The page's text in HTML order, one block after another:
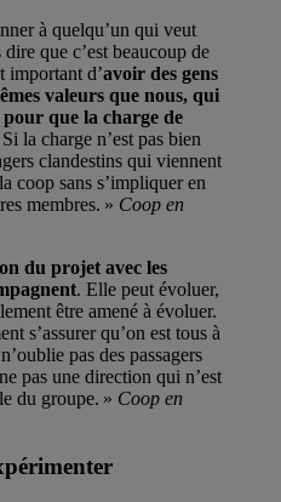
à quelqu’un qui veut
que c’est beaucoup de
d’avoir des gens
valeurs que nous, qui
que la charge de
la charge n’est pas bien
clandestins qui viennent
coop sans s’impliquer en
membres. » Coop en
du projet avec les
. Elle peut évoluer,
être amené à évoluer.
s’assurer qu’on est tous à
pas des passagers
pas une direction qui n’est
du groupe. » Coop en